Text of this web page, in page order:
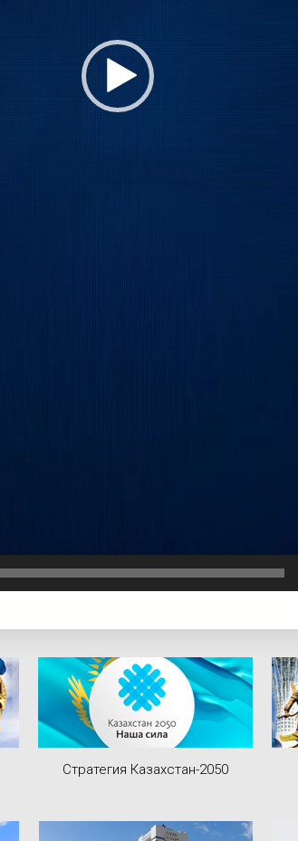
Стратегия Казахстан-2050